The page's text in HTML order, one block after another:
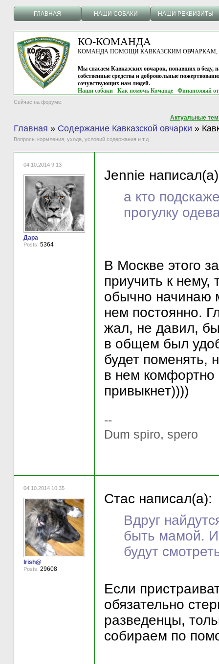
ГЛАВНАЯ НАШИ СОБАКИ НАШИ РЕКВИЗИТЫ
КО-КОМАНДА
КОМАНДА ПОМОЩИ КАВКАЗСКИМ ОВЧАРКАМ, г.
Мы спасаем Кавказских овчарок, попавших в беду,
собственные средства и добровольные
сочувствующих нам людей.
Наши собаки
Как помочь Команде Финансовый
Сейчас на форуме:
Актуальные
Главная » Содержание Кавказской овчарки »
Вопросы кормления, ухода, условий содержания и т.д
04.10.2014 9:13
Дара
Posts: 5364
Jennie
а кто
прогулку
В Москве этого
приучить к
обычно начинаю
нем постоянно.
жал, не давил,
в общем был
будет поменять,
в нем
привыкнет))))
--
Dum spiro, spero
04.10.2014 10:35
Irish@
Posts: 29608
Стас написал(а):
Вдруг
быть мамой.
будут
Если
обязательно
разведенцы,
собираем по